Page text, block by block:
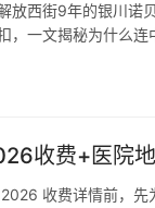
放西街9年的银川诺
，一文揭秘为什么
收费+医院
收费详情前，